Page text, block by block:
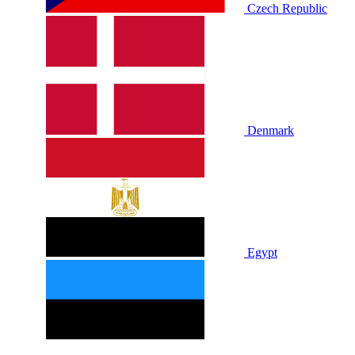
Czech Republic
Denmark
Egypt